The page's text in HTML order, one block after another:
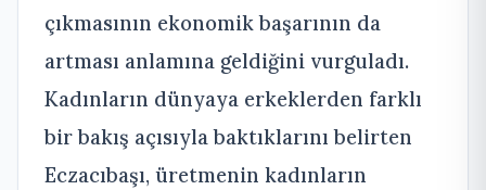
çıkmasının ekonomik başarının da
artması anlamına geldiğini vurguladı.
Kadınların dünyaya erkeklerden farklı
bir bakış açısıyla baktıklarını belirten
Eczacıbaşı, üretmenin kadınların